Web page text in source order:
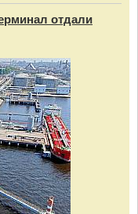
отдали